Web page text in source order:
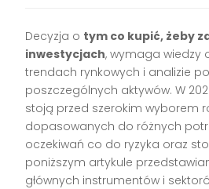
Decyzja o tym co kupić, żeby
inwestycjach, wymaga wiedzy
trendach rynkowych i analizie
poszczególnych aktywów. W
stoją przed szerokim wyborem
dopasowanych do różnych
oczekiwań co do ryzyka oraz
poniższym artykule
głównych instrumentów i